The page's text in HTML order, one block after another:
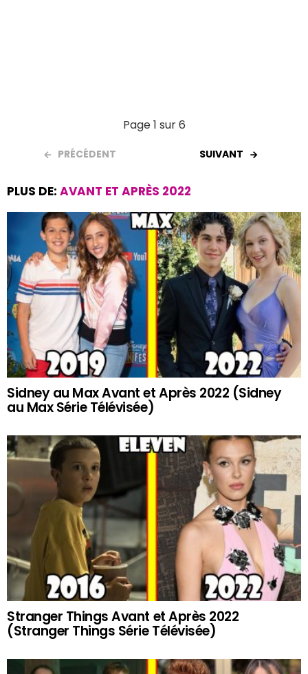
Page 1 sur 6
PRÉCÉDENT SUIVANT
PLUS DE: AVANT ET APRÈS 2022
Sidney au Max Avant et Après 2022 (Sidney
au Max Série Télévisée)
Stranger Things Avant et Après 2022
(Stranger Things Série Télévisée)